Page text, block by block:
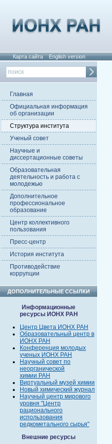
Карта сайта English version
Главная
Официальная информация
об организации
Структура института
Ученый совет
Научные и
диссертационные советы
Образовательная
деятельность и работа с
молодежью
Дополнительное
профессиональное
образование
Центр коллективного
пользования
Пресс-центр
История института
Противодействие
коррупции
ДОПОЛНИТЕЛЬНЫЕ ССЫЛКИ
Информационные
ресурсы ИОНХ РАН
Центр Цвета ИОНХ РАН
Образовательный центр в
ИОНХ РАН
Конференция молодых
ученых ИОНХ РАН
Научный совет по
неорганической
химии РАН
Виртуальный музей химии
Новый химический журнал
Научный центр мирового
уровня "Центр
рационального
использования
редкометального сырья"
Внешние ресурсы